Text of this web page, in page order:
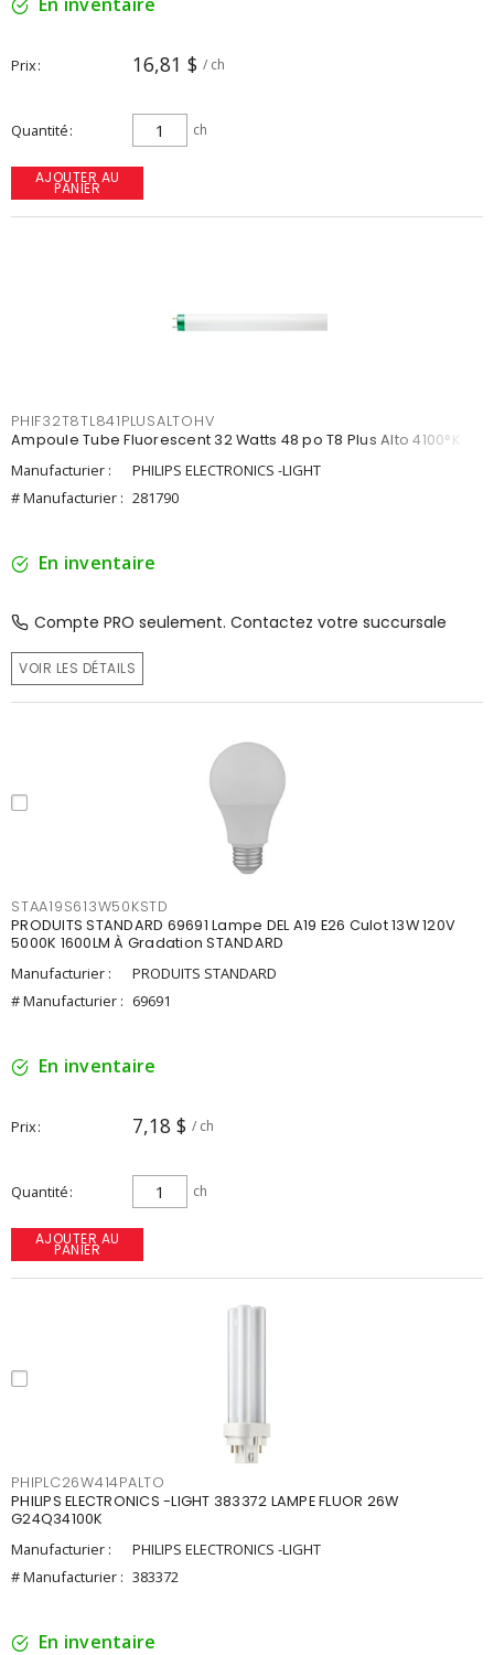
Prix 16,81 $ / ch
Quantité ch
AJOUTER AU
PANIER
PHIF32T8TL841PLUSALTOHV
Ampoule Tube Fluorescent 32 Watts 48 po T8 Plus Alto 4100°K
Manufacturier :
PHILIPS ELECTRONICS -LIGHT
# Manufacturier : 281790
En inventaire
Compte PRO seulement. Contactez votre succursale
VOIR LES DÉTAILS
STAA19S613W50KSTD
PRODUITS STANDARD 69691 Lampe DEL A19 E26 Culot 13W 120V
5000K 1600LM À Gradation STANDARD
Manufacturier :
PRODUITS STANDARD
# Manufacturier : 69691
En inventaire
Prix 7,18 $ / ch
Quantité ch
AJOUTER AU
PANIER
PHIPLC26W414PALTO
PHILIPS ELECTRONICS -LIGHT 383372 LAMPE FLUOR 26W
G24Q34100K
Manufacturier :
PHILIPS ELECTRONICS -LIGHT
# Manufacturier : 383372
En inventaire